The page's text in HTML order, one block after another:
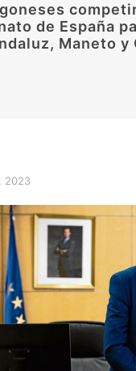
de España
Maneto y
2023